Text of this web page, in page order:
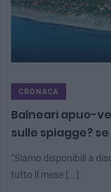
CRONACA
Balneari apuo-
sulle spiagge?
“Siamo disponibili a
tutto il mese [...]